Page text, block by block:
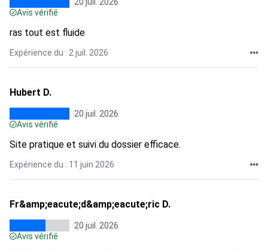
Avis vérifié
ras tout est fluide
Expérience du : 2 juil. 2026
Hubert D.
20 juil. 2026
Avis vérifié
Site pratique et suivi du dossier efficace.
Expérience du : 11 juin 2026
Fr&amp;eacute;d&amp;eacute;ric D.
20 juil. 2026
Avis vérifié